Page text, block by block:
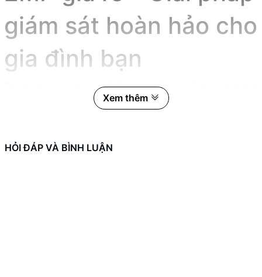
giám sát hoàn hảo cho
gia đình bạn
Trọn bộ 4 camera Analog HD DAHUA 2MP giá rẻ [D2023-4] là một
trong những sản phẩm nổi bật trong thị trường camera giám sát
lại nhiều lợi ích tiện ích khác cho người dùng.
Xem thêm
HỎI ĐÁP VÀ BÌNH LUẬN